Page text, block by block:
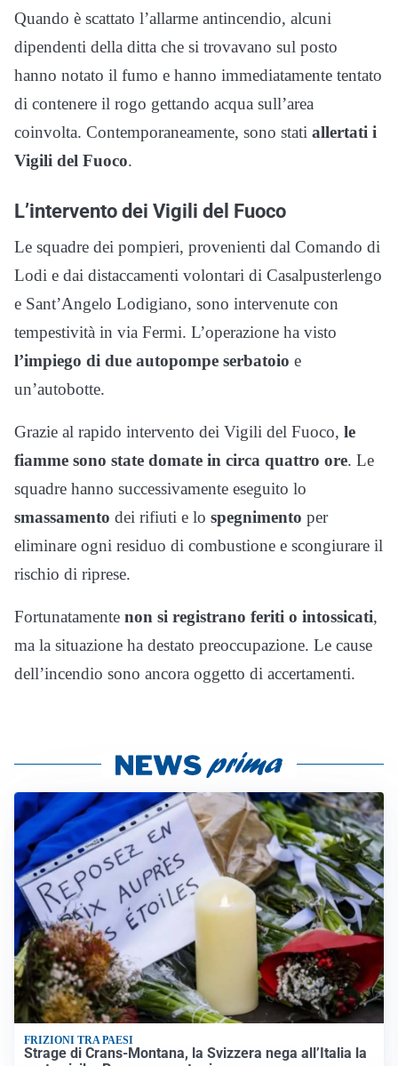
Quando è scattato l’allarme antincendio, alcuni
dipendenti della ditta che si trovavano sul posto
hanno notato il fumo e hanno immediatamente tentato
di contenere il rogo gettando acqua sull’area
coinvolta. Contemporaneamente, sono stati allertati i
Vigili del Fuoco.
L’intervento dei Vigili del Fuoco
Le squadre dei pompieri, provenienti dal Comando di
Lodi e dai distaccamenti volontari di Casalpusterlengo
e Sant’Angelo Lodigiano, sono intervenute con
tempestività in via Fermi. L’operazione ha visto
l’impiego di due autopompe serbatoio e
un’autobotte.
Grazie al rapido intervento dei Vigili del Fuoco, le
fiamme sono state domate in circa quattro ore. Le
squadre hanno successivamente eseguito lo
smassamento dei rifiuti e lo spegnimento per
eliminare ogni residuo di combustione e scongiurare il
rischio di riprese.
Fortunatamente non si registrano feriti o intossicati,
ma la situazione ha destato preoccupazione. Le cause
dell’incendio sono ancora oggetto di accertamenti.
FRIZIONI TRA PAESI
Strage di Crans-Montana, la Svizzera nega all’Italia la